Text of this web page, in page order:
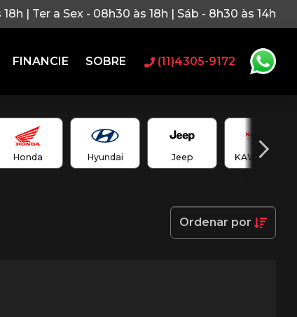
18h | Ter a Sex - 08h30 às 18h | Sáb - 8h30 às 14h
FINANCIE SOBRE (11)4305-9172
Honda Hyundai Jeep KAWASAKI
Ordenar por